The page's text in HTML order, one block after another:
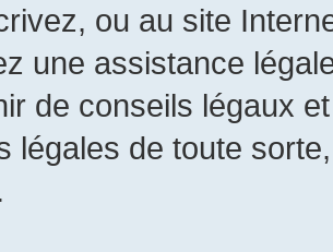
ou au site
une assistance
de conseils légaux
légales de toute